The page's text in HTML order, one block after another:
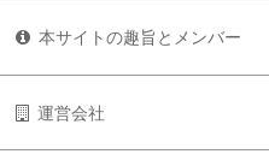
本サイトの趣旨とメンバー
運営会社